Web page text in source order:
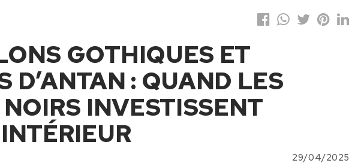
GOTHIQUES ET
D’ANTAN : QUAND LES
INVESTISSENT
29/04/2025